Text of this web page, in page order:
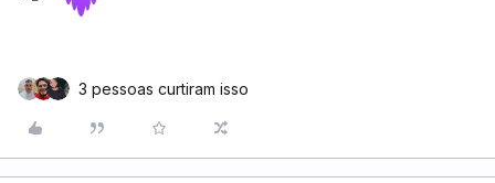
3 pessoas curtiram isso